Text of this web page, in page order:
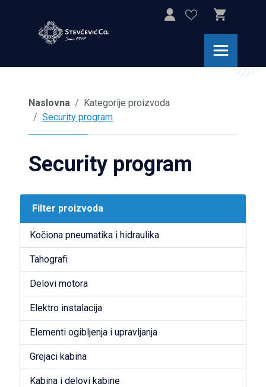
Naslovna
Kategorije proizvoda
Security program
Security program
Filter proizvoda
Kočiona pneumatika i hidraulika
Tahografi
Delovi motora
Elektro instalacija
Elementi ogibljenja i upravljanja
Grejaci kabina
Kabina i delovi kabine